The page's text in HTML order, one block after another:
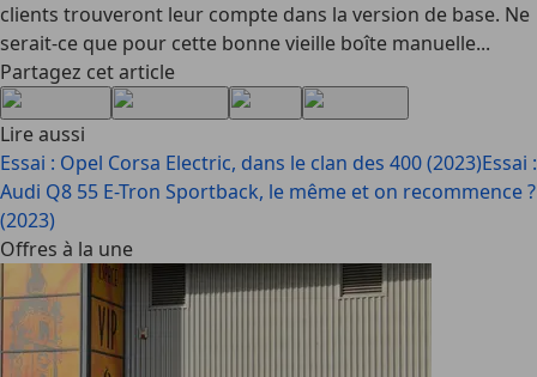
clients trouveront leur compte dans la version de base. Ne
serait-ce que pour cette bonne vieille boîte manuelle...
Partagez cet article
Lire aussi
Essai : Opel Corsa Electric, dans le clan des 400 (2023)Essai :
Audi Q8 55 E-Tron Sportback, le même et on recommence ?
(2023)
Offres à la une